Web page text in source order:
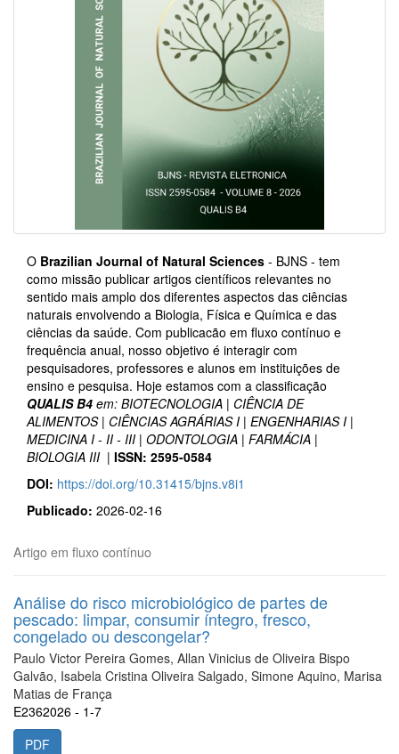
O Brazilian Journal of Natural Sciences - BJNS - tem
como missão publicar artigos científicos relevantes no
sentido mais amplo dos diferentes aspectos das ciências
naturais envolvendo a Biologia, Física e Química e das
ciências da saúde. Com publicacão em fluxo contínuo e
frequência anual, nosso objetivo é interagir com
pesquisadores, professores e alunos em instituições de
ensino e pesquisa. Hoje estamos com a classificação
QUALIS B4 em: BIOTECNOLOGIA | CIÊNCIA DE
ALIMENTOS | CIÊNCIAS AGRÁRIAS I | ENGENHARIAS I |
MEDICINA I - II - III | ODONTOLOGIA | FARMÁCIA |
BIOLOGIA III | ISSN: 2595-0584
DOI: https://doi.org/10.31415/bjns.v8i1
Publicado: 2026-02-16
Artigo em fluxo contínuo
Análise do risco microbiológico de partes de
pescado: limpar, consumir íntegro, fresco,
congelado ou descongelar?
Paulo Victor Pereira Gomes, Allan Vinicius de Oliveira Bispo
Galvão, Isabela Cristina Oliveira Salgado, Simone Aquino, Marisa
Matias de França
E2362026 - 1-7
PDF